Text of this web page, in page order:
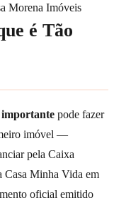
Morena Imóveis
é Tão
importante pode fazer
imóvel —
pela Caixa
Casa Minha Vida em
oficial emitido